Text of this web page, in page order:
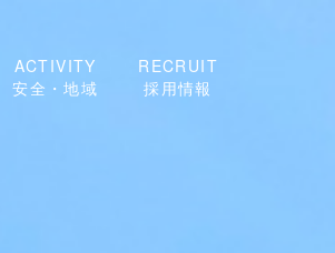
ACTIVITY
安全・地域
RECRUIT
採用情報